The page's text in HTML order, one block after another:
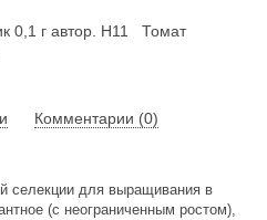
0,1 г автор. Н11
Томат
Комментарии (0)
селекции для выращивания в
(с неограниченным ростом),